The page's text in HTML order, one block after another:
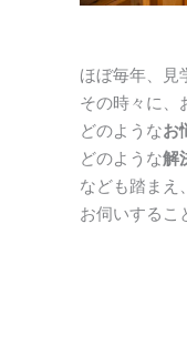
ほぼ毎年、見
その時々に、
どのようなお
どのような解
なども踏まえ
お伺いするこ